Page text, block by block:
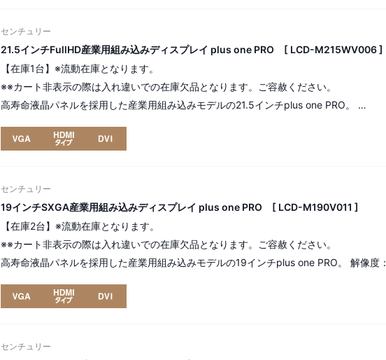
センチュリー
21.5インチFullHD産業用組み込みディスプレイ plus one PRO [ LCD-M215WV006 ]
【在庫1台】※流動在庫となります。
※※カート非表示の際は入れ違いでの在庫欠品となります。ご容赦ください。
高寿命液晶パネルを採用した産業用組み込みモデルの21.5インチplus one PRO。
[ パネル番号：15050 ]
センチュリー
19インチSXGA産業用組み込みディスプレイ plus one PRO [ LCD-M190V011 ]
【在庫2台】※流動在庫となります。
※※カート非表示の際は入れ違いでの在庫欠品となります。ご容赦ください。
高寿命液晶パネルを採用した産業用組み込みモデルの19インチplus one PRO。 解像度：
[ パネル番号：15048 ]
センチュリー